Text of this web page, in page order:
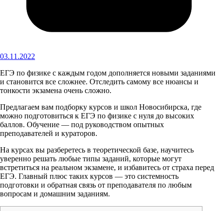
03.11.2022
ЕГЭ по физике с каждым годом дополняется новыми заданиями
и становится все сложнее. Отследить самому все нюансы и
тонкости экзамена очень сложно.
Предлагаем вам подборку курсов и школ Новосибирска, где
можно подготовиться к ЕГЭ по физике с нуля до высоких
баллов. Обучение — под руководством опытных
преподавателей и кураторов.
На курсах вы разберетесь в теоретической базе, научитесь
уверенно решать любые типы заданий, которые могут
встретиться на реальном экзамене, и избавитесь от страха перед
ЕГЭ. Главный плюс таких курсов — это системность
подготовки и обратная связь от преподавателя по любым
вопросам и домашним заданиям.